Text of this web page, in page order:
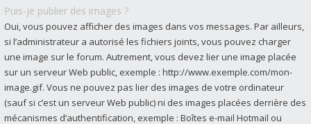
Puis-je publier des images ?
Oui, vous pouvez afficher des images dans vos messages. Par ailleurs,
si l’administrateur a autorisé les fichiers joints, vous pouvez charger
une image sur le forum. Autrement, vous devez lier une image placée
sur un serveur Web public, exemple : http://www.exemple.com/mon-
image.gif. Vous ne pouvez pas lier des images de votre ordinateur
(sauf si c’est un serveur Web public) ni des images placées derrière des
mécanismes d’authentification, exemple : Boîtes e-mail Hotmail ou